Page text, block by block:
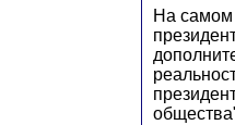
На самом